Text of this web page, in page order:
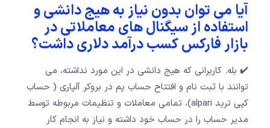
آیا می توان بدون نیاز به هیج دانشی و
استفاده از سیگنال های معاملاتی در
بازار فارکس کسب درآمد دلاری داشت؟
✔️ بله. کاربرانی که هیج دانشی در این مورد نداشته، می
توانند با ثبت نام و افتتاح حساب پم در بروکر آلپاری ( حساب
کپی ترید alpari)، تمامی معاملات و تنظیمات مربوطه توسط
مدیر حساب را در حساب خود داشته و نیاز به انجام کار